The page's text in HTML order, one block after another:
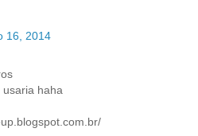
16, 2014
usaria haha